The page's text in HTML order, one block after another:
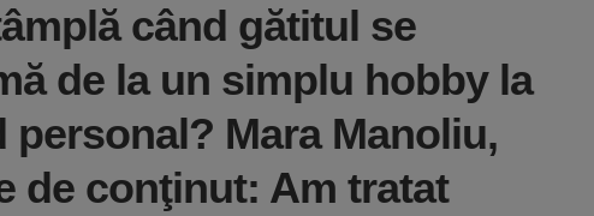
când gătitul se
de la un simplu hobby la
personal? Mara Manoliu,
de conţinut: Am tratat